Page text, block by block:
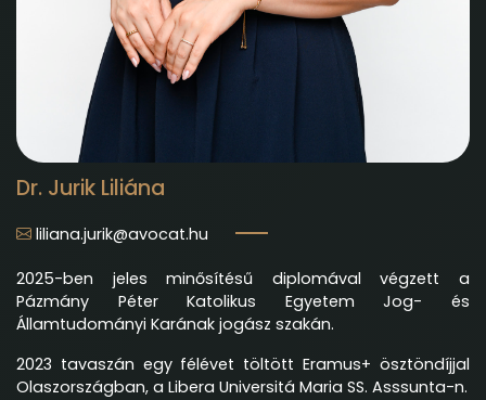
Dr. Jurik Liliána
liliana.jurik@avocat.hu
2025-ben jeles minősítésű diplomával végzett a
Pázmány Péter Katolikus Egyetem Jog- és
Államtudományi Karának jogász szakán.
2023 tavaszán egy félévet töltött Eramus+ ösztöndíjjal
Olaszországban, a Libera Universitá Maria SS. Asssunta-n.